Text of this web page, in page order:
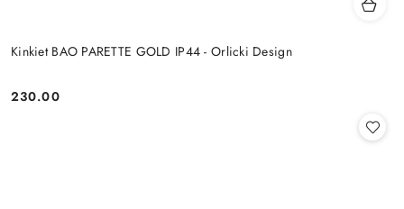
Kinkiet BAO PARETTE GOLD IP44 - Orlicki Design
Cena:
230.00